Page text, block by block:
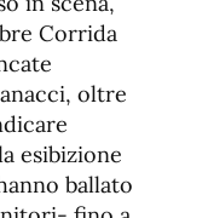
Corrida
oltre
esibizione
ballato